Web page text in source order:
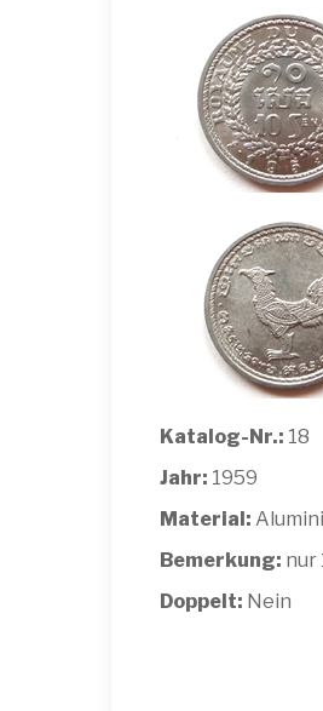
Katalog-Nr.: 18
Jahr: 1959
Material:
Bemerkung: nur
Doppelt: Nein